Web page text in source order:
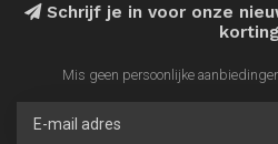
Schrijf je in voor onze
korting
Mis geen persoonlijke